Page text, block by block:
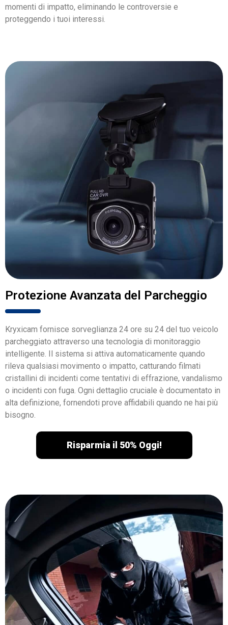
momenti di impatto, eliminando le controversie e
proteggendo i tuoi interessi.
Protezione Avanzata del Parcheggio
Kryxicam fornisce sorveglianza 24 ore su 24 del tuo veicolo
parcheggiato attraverso una tecnologia di monitoraggio
intelligente. Il sistema si attiva automaticamente quando
rileva qualsiasi movimento o impatto, catturando filmati
cristallini di incidenti come tentativi di effrazione, vandalismo
o incidenti con fuga. Ogni dettaglio cruciale è documentato in
alta definizione, fornendoti prove affidabili quando ne hai più
bisogno.
Risparmia il 50% Oggi!